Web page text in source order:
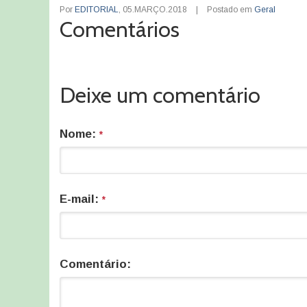
Por EDITORIAL, 05.MARÇO.2018 Postado em Geral
Comentários
Deixe um comentário
Nome: *
E-mail: *
Comentário: